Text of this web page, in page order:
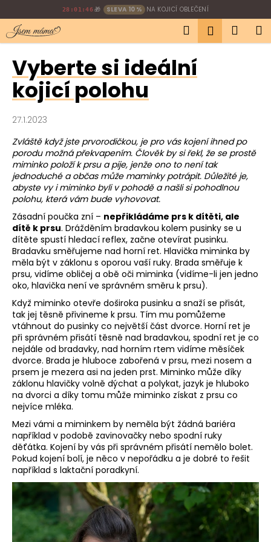
na
obsah
28:01:45 🎁 SLEVA 10 % NA KOJICÍ OBLEČENÍ
Hledat
Vyberte si ideální
kojicí polohu
27.1.2023
Zvláště když jste prvorodičkou, je pro vás kojení ihned po
porodu možná překvapením. Člověk by si řekl, že se prostě
miminko položí k prsu a pije, jenže ono to není tak
jednoduché a občas může maminky potrápit. Důležité je,
abyste vy i miminko byli v pohodě a našli si pohodlnou
polohu, která vám bude vyhovovat.
Zásadní poučka zní – nepřikládáme prs k dítěti, ale
dítě k prsu. Drážděním bradavkou kolem pusinky se u
dítěte spustí hledací reflex, začne otevírat pusinku.
Bradavku směřujeme nad horní ret. Hlavička miminka by
měla být v záklonu s oporou vaší ruky. Brada směřuje k
prsu, vidíme obličej a obě oči miminka (vidíme-li jen jedno
oko, hlavička není ve správném směru k prsu).
Když miminko otevře doširoka pusinku a snaží se přisát,
tak jej těsně přivineme k prsu. Tím mu pomůžeme
vtáhnout do pusinky co největší část dvorce. Horní ret je
při správném přisátí těsně nad bradavkou, spodní ret je co
nejdále od bradavky, nad horním rtem vidíme měsíček
dvorce. Brada je hluboce zabořená v prsu, mezi nosem a
prsem je mezera asi na jeden prst. Miminko může díky
záklonu hlavičky volně dýchat a polykat, jazyk je hluboko
na dvorci a díky tomu může miminko získat z prsu co
nejvíce mléka.
Mezi vámi a miminkem by neměla být žádná bariéra
například v podobě zavinovačky nebo spodní ruky
děťátka. Kojení by vás při správném přisátí nemělo bolet.
Pokud kojení bolí, je něco v nepořádku a je dobré to řešit
například s laktační poradkyní.
o
š Zpět
Zpět
C
o
p
o
t
ř
e
b
u
j
e
t
e
n
a
j
í
t
?
D
o
p
o